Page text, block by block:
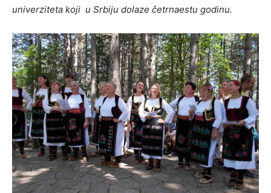
univerziteta koji u Srbiju dolaze četrnaestu godinu.